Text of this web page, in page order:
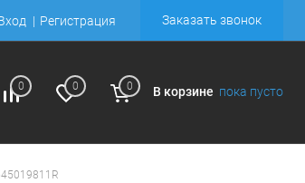
Регистрация Заказать звонок
0 0 0 В корзине пока пусто